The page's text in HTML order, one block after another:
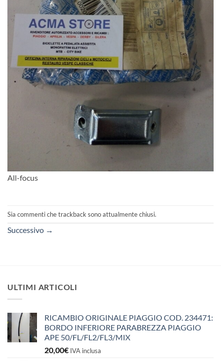
All-focus
Sia commenti che trackback sono attualmente chiusi.
Successivo →
ULTIMI ARTICOLI
RICAMBIO ORIGINALE PIAGGIO COD. 234471:
BORDO INFERIORE PARABREZZA PIAGGIO
APE 50/FL/FL2/FL3/MIX
20,00€ IVA inclusa